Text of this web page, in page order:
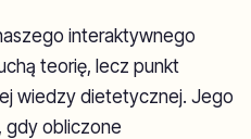
interaktywnego
teorię, lecz punkt
wiedzy dietetycznej. Jego
gdy obliczone